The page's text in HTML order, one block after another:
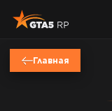
Главная